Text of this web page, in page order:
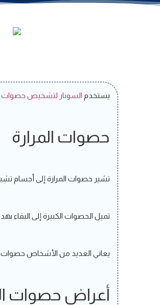
يستخدم السونار لتشخيص حصوات
حصوات المرارة
تشير حصوات المرارة إلى أجسام
تميل الحصوات الكبيرة إلى البقاء
يعاني العديد من الأشخاص حصوات
أعراض حصوات